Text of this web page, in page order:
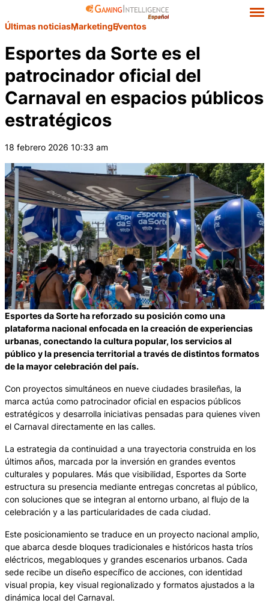
Últimas noticiasMarketingEventos
Esportes da Sorte es el
patrocinador oficial del
Carnaval en espacios públicos
estratégicos
18 febrero 2026 10:33 am
Esportes da Sorte ha reforzado su posición como una
plataforma nacional enfocada en la creación de experiencias
urbanas, conectando la cultura popular, los servicios al
público y la presencia territorial a través de distintos formatos
de la mayor celebración del país.
Con proyectos simultáneos en nueve ciudades brasileñas, la
marca actúa como patrocinador oficial en espacios públicos
estratégicos y desarrolla iniciativas pensadas para quienes viven
el Carnaval directamente en las calles.
La estrategia da continuidad a una trayectoria construida en los
últimos años, marcada por la inversión en grandes eventos
culturales y populares. Más que visibilidad, Esportes da Sorte
estructura su presencia mediante entregas concretas al público,
con soluciones que se integran al entorno urbano, al flujo de la
celebración y a las particularidades de cada ciudad.
Este posicionamiento se traduce en un proyecto nacional amplio,
que abarca desde bloques tradicionales e históricos hasta tríos
eléctricos, megabloques y grandes escenarios urbanos. Cada
sede recibe un diseño específico de acciones, con identidad
visual propia, key visual regionalizado y formatos ajustados a la
dinámica local del Carnaval.